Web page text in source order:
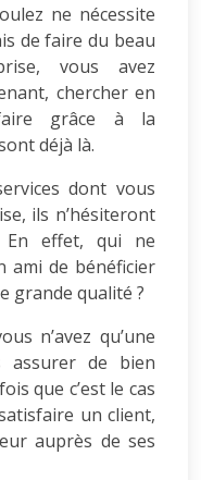
ne nécessite
de faire du beau
vous avez
chercher en
grâce à la
déjà là.
dont vous
ils n’hésiteront
En effet, qui ne
ami de bénéficier
grande qualité ?
n’avez qu’une
assurer de bien
que c’est le cas
un client,
auprès de ses